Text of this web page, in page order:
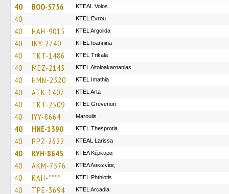
40 BOO-5756 KTEAL Volos
40 KTEL Evrou
40 HAH-9015 KTEL Argolida
40 INY-2740 KTEL Ioannina
40 TKT-1486 ΚΤΕL Τrikala
40 MEZ-2145 KTEL Aitoloakarnanias
40 HMN-2520 KTEL Imathia
40 ATK-1407 KTEL Arta
40 TKT-2509 ΚΤΕL Grevenon
40 IYY-8664 Maroulis
40 HNE-1390 KTEL Thesprotia
40 PPZ-2622 KTEAL Larissa
40 KYH-8645 ΚΤΕΛ Κέρκυρα
40 AKM-7576 ΚΤΕΛ Λακωνίας
40 KAH-**** ΚΤΕL Phthiotis
40 TPE-3694 KTEL Arcadia